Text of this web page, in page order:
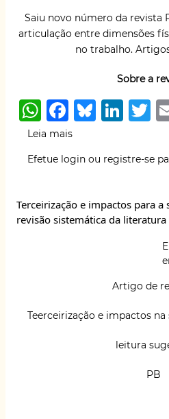
Segurança
do
Trabalhador
Saiu novo número da revista
articulação entre dimensões
no trabalho.
Sobre a
W
h
at
A
p
F
a
c
b
o
B
lu
e
k
y
Li
n
k
dI
n
T
w
it
r
Leia mais
número
(em
francês)
psíquicas
saúde
Efetue login ou registre-se
Terceirização e impactos para
revisão sistemática da literatura
Artigo de
Teerceirização eimpactos na
leitura
PB